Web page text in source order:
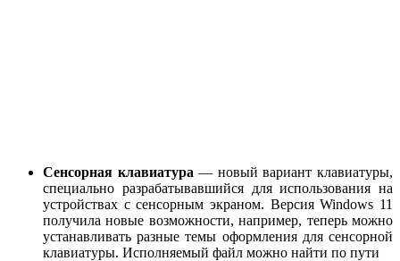
Сенсорная клавиатура — новый вариант клавиатуры,
специально разрабатывавшийся для использования на
устройствах с сенсорным экраном. Версия Windows 11
получила новые возможности, например, теперь можно
устанавливать разные темы оформления для сенсорной
клавиатуры. Исполняемый файл можно найти по пути